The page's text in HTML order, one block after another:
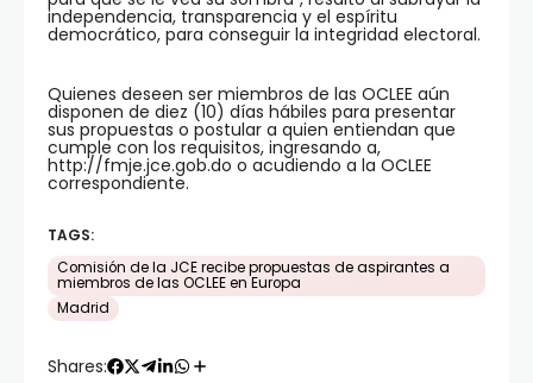
independencia, transparencia y el espíritu
democrático, para conseguir la integridad electoral.
Quienes deseen ser miembros de las OCLEE aún
disponen de diez (10) días hábiles para presentar
sus propuestas o postular a quien entiendan que
cumple con los requisitos, ingresando a,
http://fmje.jce.gob.do o acudiendo a la OCLEE
correspondiente.
TAGS:
Comisión de la JCE recibe propuestas de aspirantes a
miembros de las OCLEE en Europa
Madrid
Shares: